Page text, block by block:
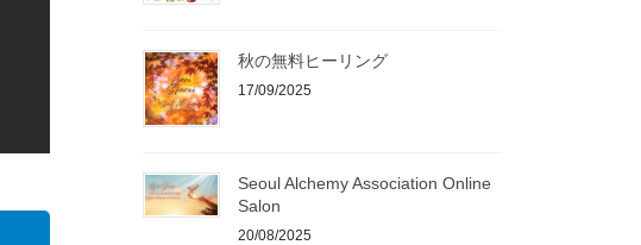
秋の無料ヒーリング
17/09/2025
Seoul Alchemy Association Online
Salon
20/08/2025